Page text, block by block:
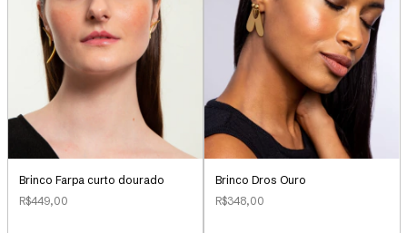
Brinco Farpa curto dourado
R$449,00
Brinco Dros Ouro
R$348,00